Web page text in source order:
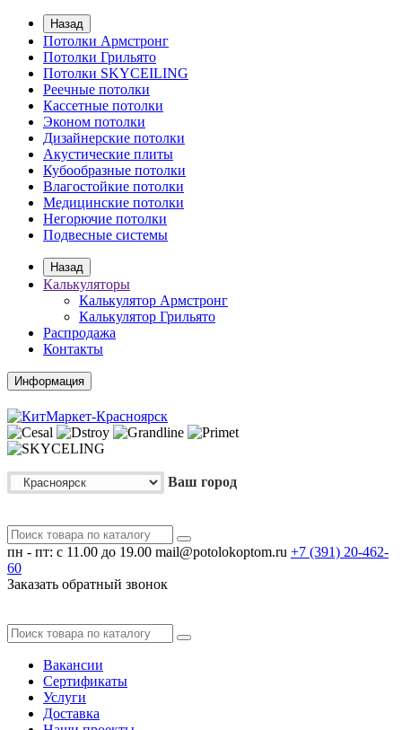
Назад
Потолки Армстронг
Потолки Грильято
Потолки SKYCEILING
Реечные потолки
Кассетные потолки
Эконом потолки
Дизайнерские потолки
Акустические плиты
Кубообразные потолки
Влагостойкие потолки
Медицинские потолки
Негорючие потолки
Подвесные системы
Назад
Калькуляторы
Калькулятор Армстронг
Калькулятор Грильято
Распродажа
Контакты
Информация
Ваш город
пн - пт: с 11.00 до 19.00 mail@potolokoptom.ru +7 (391) 20-462-
60
Заказать обратный звонок
Вакансии
Сертификаты
Услуги
Доставка